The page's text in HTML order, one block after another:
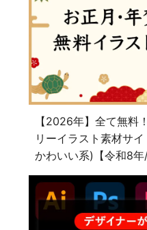
【2026年】全て無料
リーイラスト素材サ
かわいい系)【令和8年/